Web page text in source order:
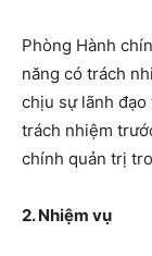
Phòng Hành
năng có trách
chịu sự lãnh
trách nhiệm
chính quản trị
2. Nhiệm vụ